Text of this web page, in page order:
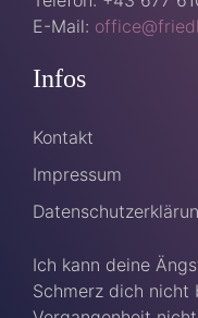
E-Mail:
Infos
Kontakt
Impressum
Ich kann deine
Schmerz dich